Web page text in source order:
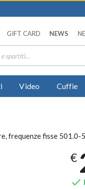
GIFT CARD NEWS
Video Cuffie
frequenze fisse 501.0-
€
